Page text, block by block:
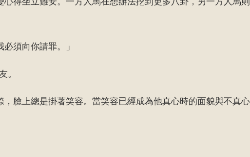
須向你請罪。」
。
臉上總是掛著笑容。當笑容已經成為他真心時的面貌與不真